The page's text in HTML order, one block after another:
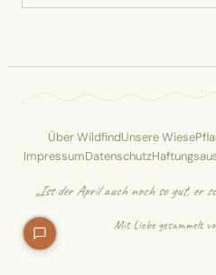
Über WildfindUnsere Wiese
ImpressumDatenschutz
„Ist der April auch noch so gut, er
Mit Liebe gesammelt